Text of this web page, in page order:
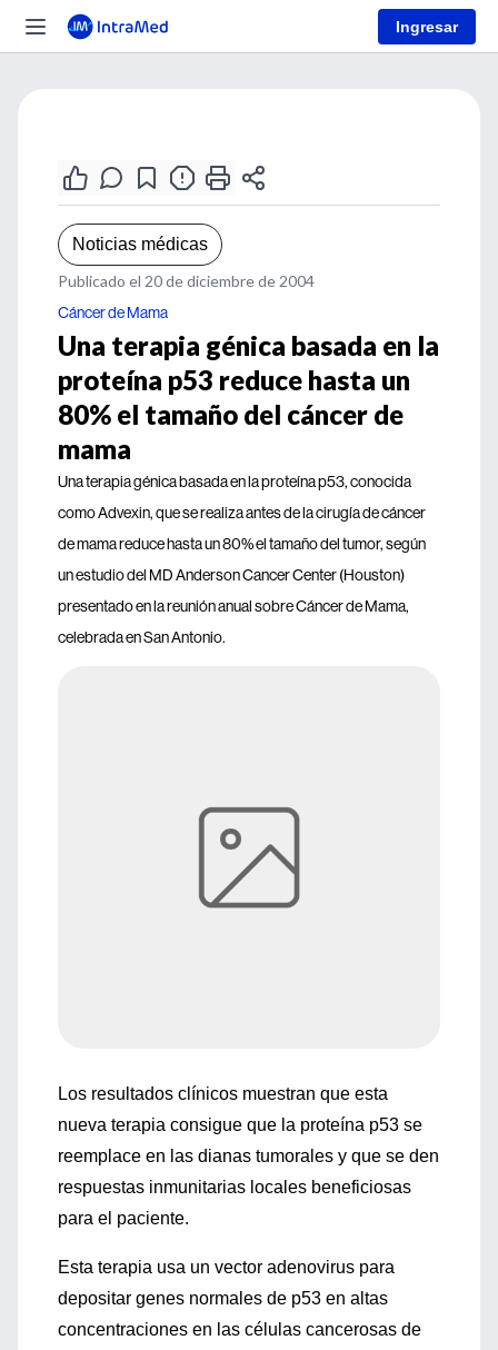
Ingresar
Noticias médicas
Publicado el 20 de diciembre de 2004
Cáncer de Mama
Una terapia génica basada en la
proteína p53 reduce hasta un
80% el tamaño del cáncer de
mama
Una terapia génica basada en la proteína p53, conocida
como Advexin, que se realiza antes de la cirugía de cáncer
de mama reduce hasta un 80% el tamaño del tumor, según
un estudio del MD Anderson Cancer Center (Houston)
presentado en la reunión anual sobre Cáncer de Mama,
celebrada en San Antonio.
Los resultados clínicos muestran que esta
nueva terapia consigue que la proteína p53 se
reemplace en las dianas tumorales y que se den
respuestas inmunitarias locales beneficiosas
para el paciente.
Esta terapia usa un vector adenovirus para
depositar genes normales de p53 en altas
concentraciones en las células cancerosas de